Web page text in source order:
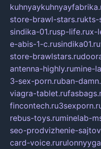
store-brawl-stars.rukts-
sindika-01.rusp-life.rux-
e-abis-1-c.rusindika01.ru
store-brawlstars.ru
antenna-highly.rumine-
3-sex-porn.ruban-
viagra-tablet.ru
fincontech.ru
rebus-toys.ruminelab-
seo-prodvizhenie-
card-voice.ru